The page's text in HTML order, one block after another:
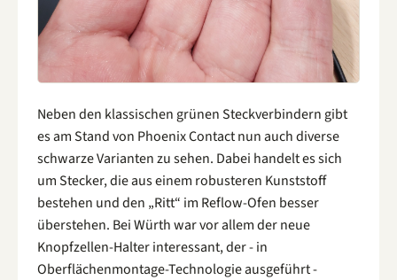
Neben den klassischen grünen Steckverbindern gibt
es am Stand von Phoenix Contact nun auch diverse
schwarze Varianten zu sehen. Dabei handelt es sich
um Stecker, die aus einem robusteren Kunststoff
bestehen und den „Ritt“ im Reflow-Ofen besser
überstehen. Bei Würth war vor allem der neue
Knopfzellen-Halter interessant, der - in
Oberflächenmontage-Technologie ausgeführt -